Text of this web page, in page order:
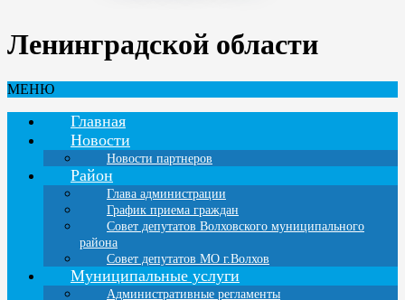
Ленинградской области
МЕНЮ
Главная
Новости
Новости партнеров
Район
Глава администрации
График приема граждан
Совет депутатов Волховского муниципального
района
Совет депутатов МО г.Волхов
Муниципальные услуги
Административные регламенты